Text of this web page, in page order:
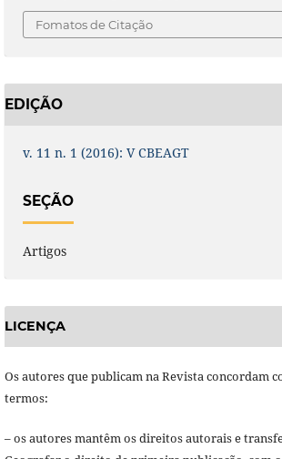
Fomatos de Citação
EDIÇÃO
v. 11 n. 1 (2016): V CBEAGT
SEÇÃO
Artigos
LICENÇA
Os autores que publicam na Revista concordam
termos:
– os autores mantêm os direitos autorais e